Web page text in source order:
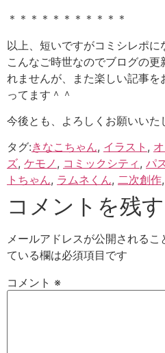
＊＊＊＊＊＊＊＊＊＊＊
以上、短いですがコミシレポに
こんなご時世なのでブログの
れませんが、また楽しい記事
ってます＾＾
今後とも、よろしくお願いいた
タグ:きなこちゃん, イラスト ,
ズ, ケモノ , コミックシティ , パ
トちゃん, ラムネくん, 二次創作,
コメントを残す
メールアドレスが公開されるこ
ている欄は必須項目です
コメント ※